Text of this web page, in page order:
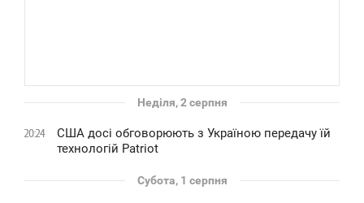
Неділя, 2 серпня
20:24
США досі обговорюють з Україною передачу їй
технологій Patriot
Субота, 1 серпня